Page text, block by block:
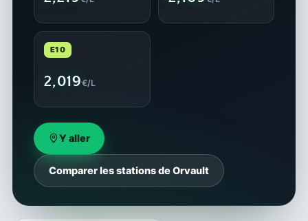
E10
2,019€/L
Y aller
Comparer les stations de Orvault